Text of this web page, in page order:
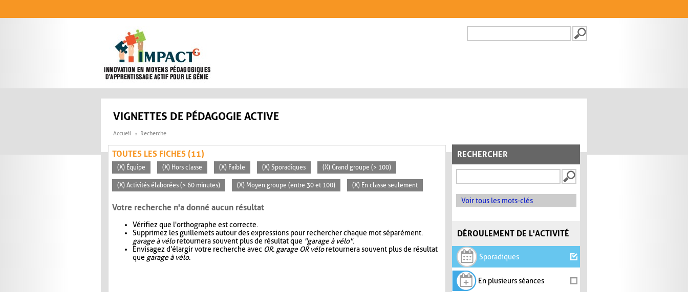
FORMULAIRE DE
VIGNETTES DE PÉDAGOGIE ACTIVE
Accueil Recherche
RECHERCHER
Voir tous les mots-clés
DÉROULEMENT DE L'ACTIVITÉ
Sporadiques
En plusieurs séances
TOUTES LES FICHES (11)
(X) Équipe (X) Hors classe (X) Faible (X) Sporadiques (X) Grand groupe (> 100)
(X) Activités élaborées (> 60 minutes) (X) Moyen groupe (entre 30 et 100) (X) En classe seulement
Votre recherche n'a donné aucun résultat
Vérifiez que l'orthographe est correcte.
Supprimez les guillemets autour des expressions pour rechercher chaque mot séparément.
garage à véloretournera souvent plus de résultat que "garage à vélo".
Envisagez d'élargir votre recherche avec OR. garage OR véloretournera souvent plus de résultat
que garage à vélo.